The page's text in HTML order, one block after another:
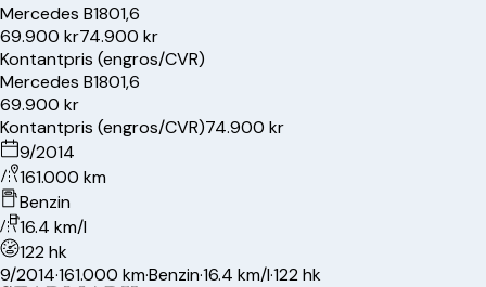
Mercedes B1801,6
69.900 kr74.900 kr
Kontantpris (engros/CVR)
Mercedes B1801,6
69.900 kr
Kontantpris (engros/CVR)74.900 kr
9/2014
161.000 km
Benzin
16.4 km/l
122 hk
9/2014·161.000 km·Benzin·16.4 km/l·122 hk